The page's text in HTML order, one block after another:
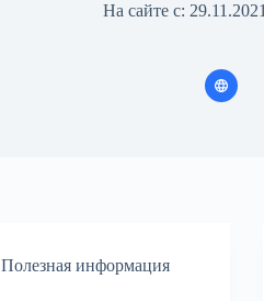
На сайте с: 29.11.2021
Полезная информация